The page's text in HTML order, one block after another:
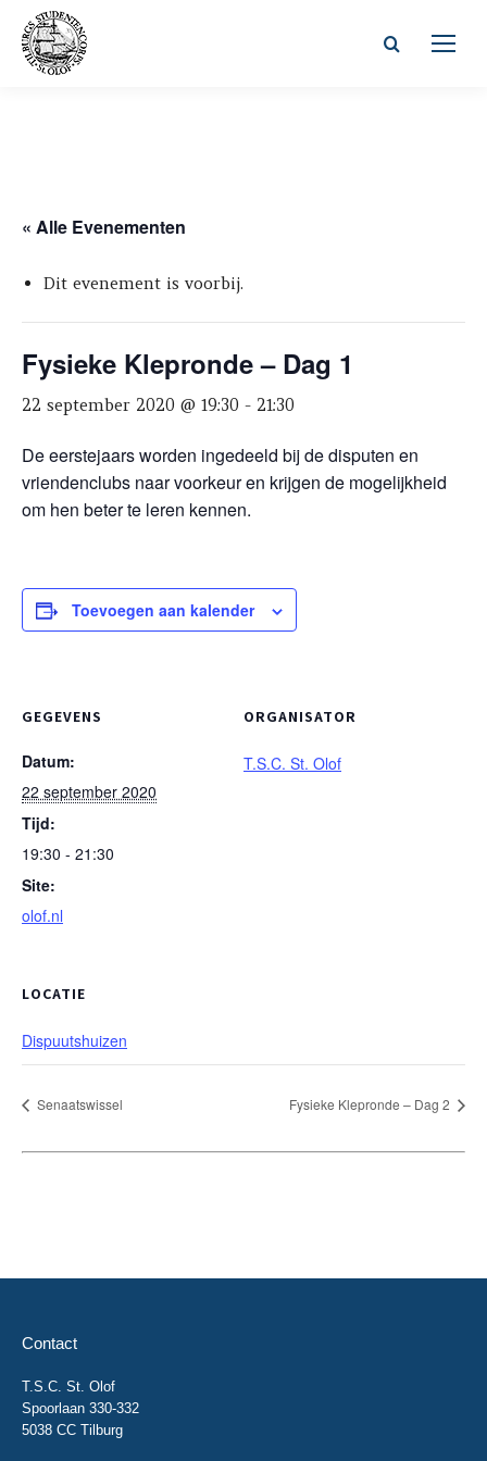
Zoeken:
« Alle Evenementen
Dit evenement is voorbij.
Fysieke Klepronde – Dag 1
22 september 2020 @ 19:30 - 21:30
De eerstejaars worden ingedeeld bij de disputen en
vriendenclubs naar voorkeur en krijgen de mogelijkheid
om hen beter te leren kennen.
Toevoegen aan kalender
GEGEVENS
Datum:
22 september 2020
Tijd:
19:30 - 21:30
Site:
olof.nl
ORGANISATOR
T.S.C. St. Olof
LOCATIE
Dispuutshuizen
Senaatswissel Fysieke Klepronde – Dag 2
Contact
T.S.C. St. Olof
Spoorlaan 330-332
5038 CC Tilburg